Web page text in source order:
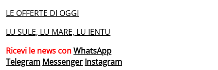
LE OFFERTE DI OGGI
LU SULE, LU MARE, LU IENTU
Ricevi le news conWhatsApp
Telegram Messenger Instagram